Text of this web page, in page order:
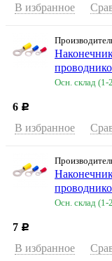
В избранное
Осн. склад (1-
6 Р
В избранное
Осн. склад (1-
7 Р
В избранное